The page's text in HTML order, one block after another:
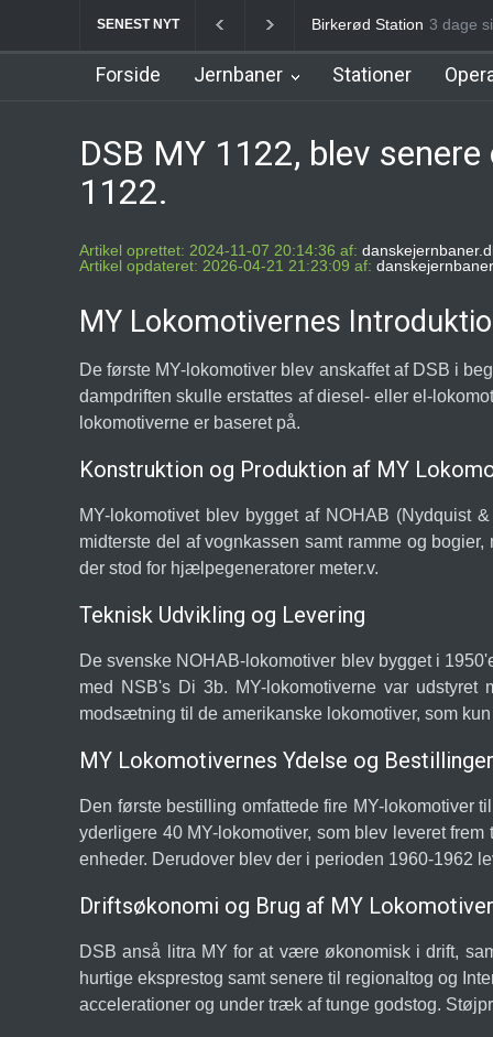
SENEST NYT Birkerød Station 3 dage
Forside Jernbaner Stationer
DSB MY 1122, blev
1122.
Artikel oprettet: 2024-11-07 20:14:36 af:
Artikel opdateret: 2026-04-21 21:23:09 af:
MY Lokomotivernes
De første MY-lokomotiver blev anskaffet af DSB i
dampdriften skulle erstattes af diesel- eller el-
lokomotiverne er baseret på.
Konstruktion og Produktion af MY
MY-lokomotivet blev bygget af NOHAB (Nydquist
midterste del af vognkassen samt ramme og
der stod for hjælpegeneratorer meter.v.
Teknisk Udvikling og Levering
De svenske NOHAB-lokomotiver blev bygget i
med NSB's Di 3b. MY-lokomotiverne var
modsætning til de amerikanske lokomotiver, som
MY Lokomotivernes Ydelse og Bestillinger
Den første bestilling omfattede fire MY-lokomotiver
yderligere 40 MY-lokomotiver, som blev leveret
enheder. Derudover blev der i perioden 1960-1962
Driftsøkonomi og Brug af MY
DSB anså litra MY for at være økonomisk i drift,
hurtige eksprestog samt senere til regionaltog og
accelerationer og under træk af tunge godstog.